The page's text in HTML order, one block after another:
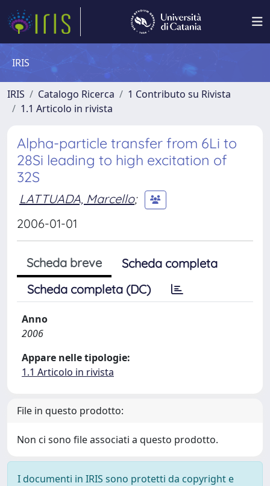
IRIS
IRIS Catalogo Ricerca
1 Contributo su Rivista
1.1 Articolo in rivista
Alpha-particle transfer from 6Li to
28Si leading to high excitation of
32S
LATTUADA, Marcello;
2006-01-01
Scheda breve
Scheda completa
Scheda completa (DC)
Anno
2006
Appare nelle tipologie:
1.1 Articolo in rivista
File in questo prodotto:
Non ci sono file associati a questo prodotto.
I documenti in IRIS sono protetti da copyright e